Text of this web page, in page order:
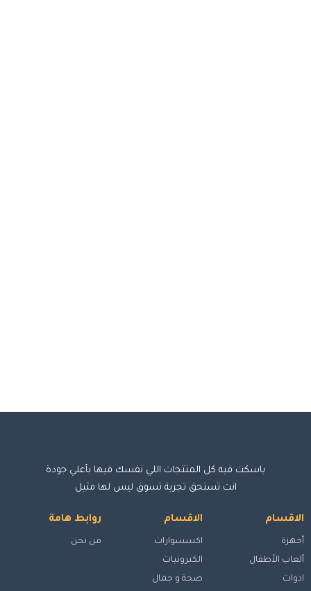
باسكت فيه كل المنتجات اللي نفسك فيها بأعلي جودة
انت تستحق تجربة تسوق ليس لها مثيل
الاقسام
أجهزة
ألعاب الأطفال
ادوات
الاقسام
اكسسوارات
الكترونيات
صحة و جمال
روابط هامة
من نحن